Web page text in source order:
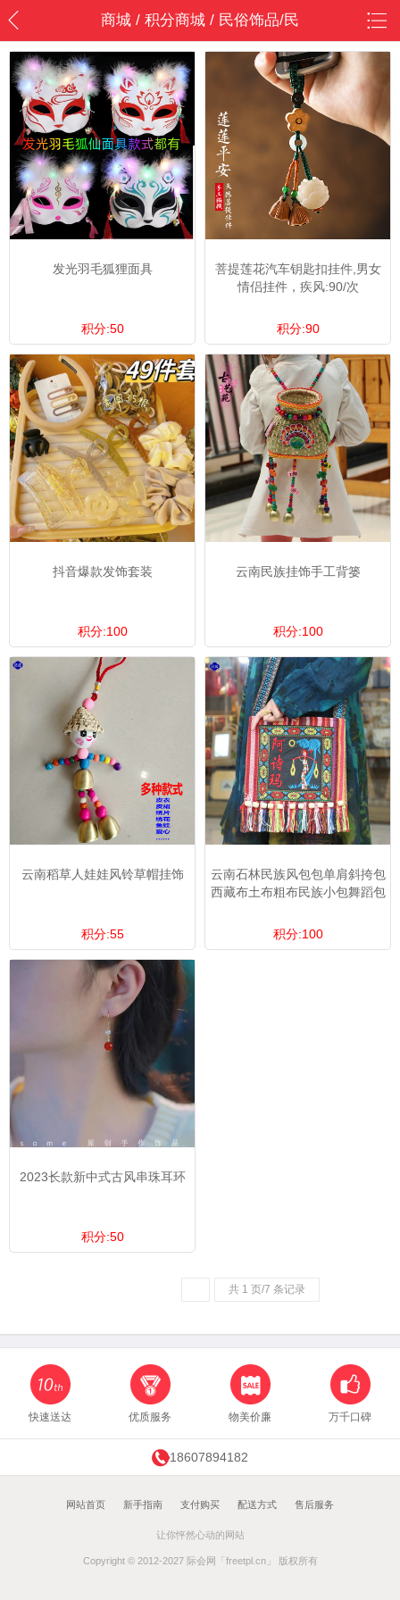
商城 / 积分商城 / 民俗饰品/民
俗饰品
发光羽毛狐狸面具
积分:50
菩提莲花汽车钥匙扣挂件,男女
情侣挂件，疾风:90/次
积分:90
抖音爆款发饰套装
积分:100
云南民族挂饰手工背篓
积分:100
云南稻草人娃娃风铃草帽挂饰
积分:55
云南石林民族风包包单肩斜挎包
西藏布土布粗布民族小包舞蹈包
积分:100
2023长款新中式古风串珠耳环
积分:50
共 1 页/7 条记录
快速送达 优质服务 物美价廉 万千口碑
18607894182
网站首页 新手指南 支付购买 配送方式 售后服务
让你怦然心动的网站
Copyright © 2012-2027 际会网「freetpl.cn」 版权所有